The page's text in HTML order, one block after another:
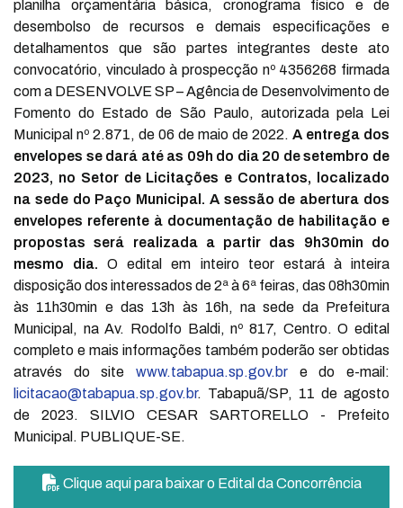
planilha orçamentária básica, cronograma físico e de
desembolso de recursos e demais especificações e
detalhamentos que são partes integrantes deste ato
convocatório, vinculado à prospecção nº 4356268 firmada
com a DESENVOLVE SP – Agência de Desenvolvimento de
Fomento do Estado de São Paulo, autorizada pela Lei
Municipal nº 2.871, de 06 de maio de 2022. A entrega dos
envelopes se dará até as 09h do dia 20 de setembro de
2023, no Setor de Licitações e Contratos, localizado
na sede do Paço Municipal. A sessão de abertura dos
envelopes referente à documentação de habilitação e
propostas será realizada a partir das 9h30min do
mesmo dia. O edital em inteiro teor estará à inteira
disposição dos interessados de 2ª à 6ª feiras, das 08h30min
às 11h30min e das 13h às 16h, na sede da Prefeitura
Municipal, na Av. Rodolfo Baldi, nº 817, Centro. O edital
completo e mais informações também poderão ser obtidas
através do site www.tabapua.sp.gov.br e do e-mail:
licitacao@tabapua.sp.gov.br. Tabapuã/SP, 11 de agosto
de 2023. SILVIO CESAR SARTORELLO - Prefeito
Municipal. PUBLIQUE-SE.
Clique aqui para baixar o Edital da Concorrência